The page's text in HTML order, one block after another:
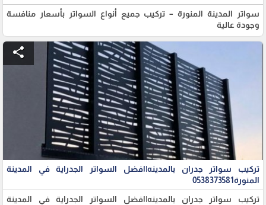
سواتر المدينة المنورة – تركيب جميع أنواع السواتر بأسعار منافسة
وجودة عالية
share
تركيب سواتر جدران بالمدينه|افضل السواتر الجدراية في المدينة
المنورة0538373581
تركيب سواتر جدران بالمدينه|افضل السواتر الجدراية في المدينة